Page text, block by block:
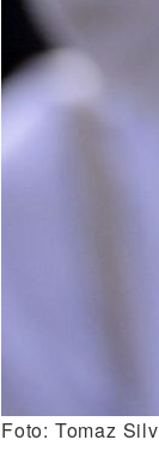
Foto: Tomaz